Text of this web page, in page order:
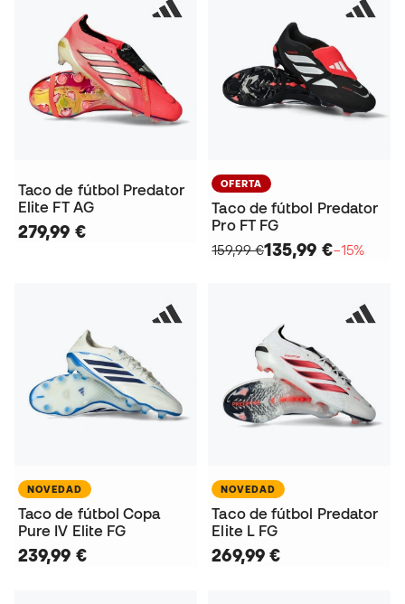
Taco de fútbol Predator
Elite FT AG
279,99 €
OFERTA
Taco de fútbol Predator
Pro FT FG
159,99 €135,99 €−15%
NOVEDAD
Taco de fútbol Copa
Pure IV Elite FG
239,99 €
NOVEDAD
Taco de fútbol Predator
Elite L FG
269,99 €